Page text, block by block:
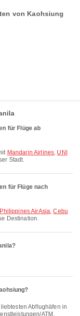
von Kaohsiung
für Flüge ab
Mandarin Airlines, UNI
Stadt.
für Flüge nach
Philippines AirAsia,Cebu
Destination.
Abflughäfen in
ATM,